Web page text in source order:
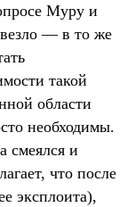
Муру и
— в то же
такой
области
необходимы.
смеялся и
что после
эксплоита),